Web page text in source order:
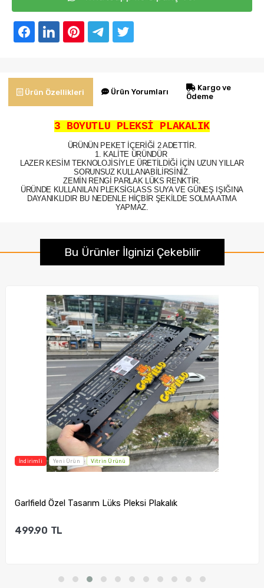
Ürün Özellikleri Ürün Yorumları
Kargo ve
Ödeme
3 BOYUTLU PLEKSİ PLAKALIK
ÜRÜNÜN PEKET İÇERİĞİ 2 ADETTİR.
1. KALİTE ÜRÜNDÜR
LAZER KESİM TEKNOLOJİSİYLE ÜRETİLDİĞİ İÇİN UZUN YILLAR
SORUNSUZ KULLANABİLİRSİNİZ.
ZEMİN RENGİ PARLAK LÜKS RENKTİR.
ÜRÜNDE KULLANILAN PLEKSİGLASS SUYA VE GÜNEŞ IŞIĞINA
DAYANIKLIDIR BU NEDENLE HİÇBİR ŞEKİLDE SOLMA ATMA
YAPMAZ.
Bu Ürünler İlginizi Çekebilir
İndirimli Yeni Ürün Vitrin Ürünü
Garlfield Özel Tasarım Lüks Pleksi Plakalık
499.90 TL